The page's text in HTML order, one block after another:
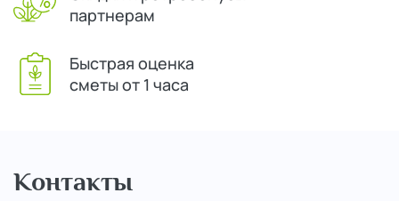
партнерам
Быстрая оценка
сметы от 1 часа
Контакты